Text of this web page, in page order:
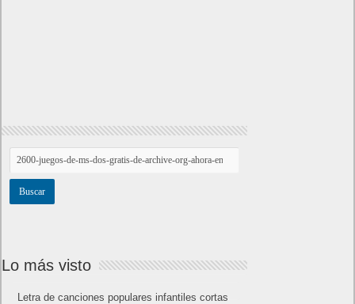
Lo más visto
Letra de canciones populares infantiles cortas